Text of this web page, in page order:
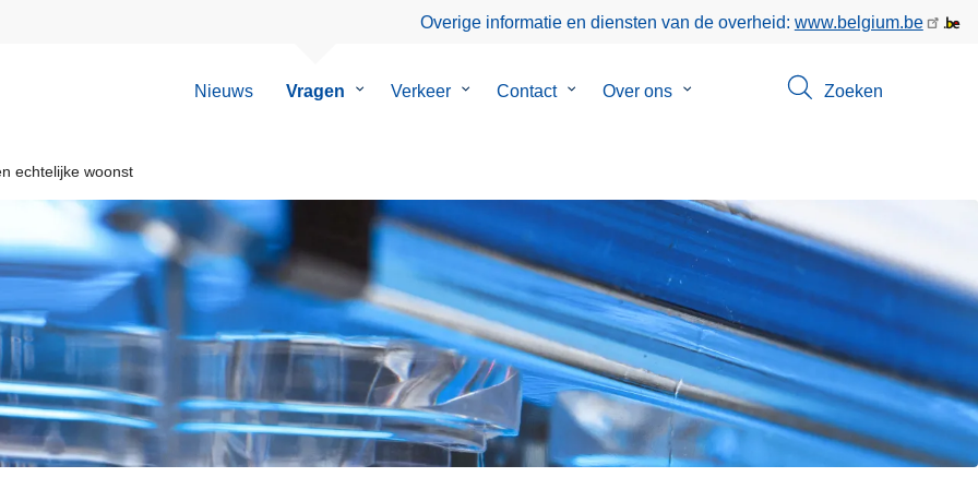
Overige informatie en diensten van de overheid: www.belgium.be
Nieuws Vragen
Submenu
Verkeer
Submenu
Contact
SubmenuOver ons
Submenu
Zoeken
echtelijke woonst